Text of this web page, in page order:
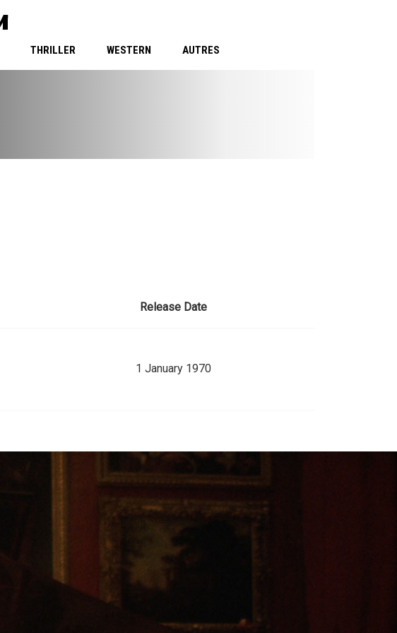
THRILLER WESTERN AUTRES
Release Date
1 January 1970